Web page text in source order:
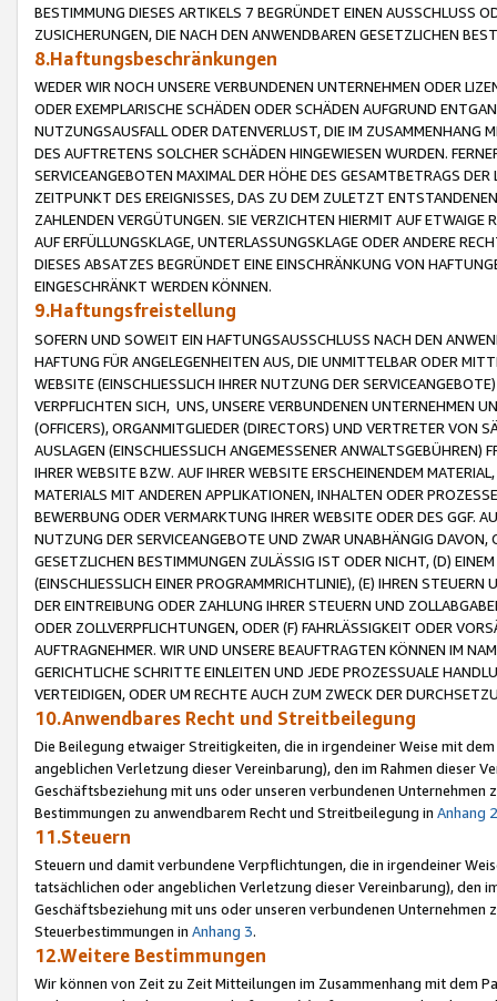
BESTIMMUNG DIESES ARTIKELS 7 BEGRÜNDET EINEN AUSSCHLUSS
ZUSICHERUNGEN, DIE NACH DEN ANWENDBAREN GESETZLICHEN
8.Haftungsbeschränkungen
WEDER WIR NOCH UNSERE VERBUNDENEN UNTERNEHMEN ODER
ODER EXEMPLARISCHE SCHÄDEN ODER SCHÄDEN AUFGRUND
NUTZUNGSAUSFALL ODER DATENVERLUST, DIE IM ZUSAMMENHANG
DES AUFTRETENS SOLCHER SCHÄDEN HINGEWIESEN WURDEN.
SERVICEANGEBOTEN MAXIMAL DER HÖHE DES GESAMTBETRAGS
ZEITPUNKT DES EREIGNISSES, DAS ZU DEM ZULETZT
ZAHLENDEN VERGÜTUNGEN. SIE VERZICHTEN HIERMIT AUF
AUF ERFÜLLUNGSKLAGE, UNTERLASSUNGSKLAGE ODER ANDERE
DIESES ABSATZES BEGRÜNDET EINE EINSCHRÄNKUNG VON
EINGESCHRÄNKT WERDEN KÖNNEN.
9.Haftungsfreistellung
SOFERN UND SOWEIT EIN HAFTUNGSAUSSCHLUSS NACH DEN
HAFTUNG FÜR ANGELEGENHEITEN AUS, DIE UNMITTELBAR ODER
WEBSITE (EINSCHLIESSLICH IHRER NUTZUNG DER
VERPFLICHTEN SICH, UNS, UNSERE VERBUNDENEN UNTERNEHMEN
(OFFICERS), ORGANMITGLIEDER (DIRECTORS) UND VERTRETER VON
AUSLAGEN (EINSCHLIESSLICH ANGEMESSENER
IHRER WEBSITE BZW. AUF IHRER WEBSITE ERSCHEINENDEM
MATERIALS MIT ANDEREN APPLIKATIONEN, INHALTEN ODER
BEWERBUNG ODER VERMARKTUNG IHRER WEBSITE ODER DES GGF.
NUTZUNG DER SERVICEANGEBOTE UND ZWAR UNABHÄNGIG
GESETZLICHEN BESTIMMUNGEN ZULÄSSIG IST ODER NICHT, (D)
(EINSCHLIESSLICH EINER PROGRAMMRICHTLINIE), (E) IHREN
DER EINTREIBUNG ODER ZAHLUNG IHRER STEUERN UND
ODER ZOLLVERPFLICHTUNGEN, ODER (F) FAHRLÄSSIGKEIT ODER
AUFTRAGNEHMER. WIR UND UNSERE BEAUFTRAGTEN KÖNNEN IM
GERICHTLICHE SCHRITTE EINLEITEN UND JEDE PROZESSUALE
VERTEIDIGEN, ODER UM RECHTE AUCH ZUM ZWECK DER
10.Anwendbares Recht und Streitbeilegung
Die Beilegung etwaiger Streitigkeiten, die in irgendeiner Weise mit
angeblichen Verletzung dieser Vereinbarung), den im Rahmen dieser
Geschäftsbeziehung mit uns oder unseren verbundenen
Bestimmungen zu anwendbarem Recht und Streitbeilegung in Anhang 2
11.Steuern
Steuern und damit verbundene Verpflichtungen, die in irgendeiner
tatsächlichen oder angeblichen Verletzung dieser Vereinbarung), den
Geschäftsbeziehung mit uns oder unseren verbundenen
Steuerbestimmungen in Anhang 3.
12.Weitere Bestimmungen
Wir können von Zeit zu Zeit Mitteilungen im Zusammenhang mit dem